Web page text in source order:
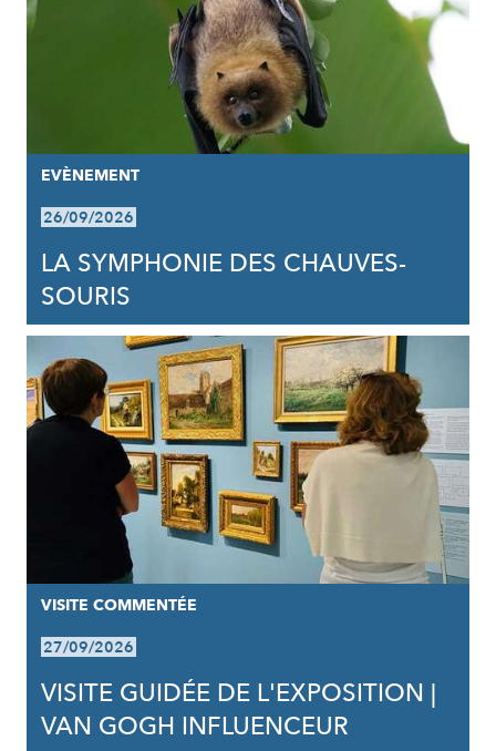
EVÈNEMENT
26/09/2026
LA SYMPHONIE DES CHAUVES-
SOURIS
VISITE COMMENTÉE
27/09/2026
VISITE GUIDÉE DE L'EXPOSITION |
VAN GOGH INFLUENCEUR